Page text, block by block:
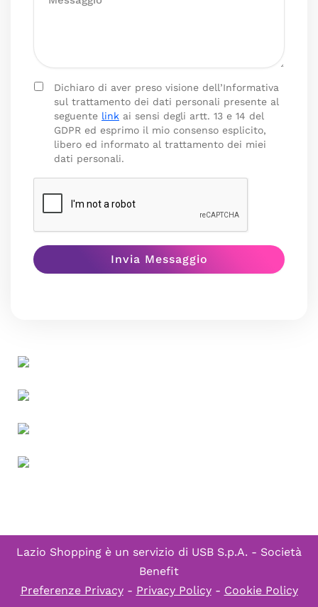
Dichiaro di aver preso visione dell’Informativa
sul trattamento dei dati personali presente al
seguente link ai sensi degli artt. 13 e 14 del
GDPR ed esprimo il mio consenso esplicito,
libero ed informato al trattamento dei miei
dati personali.
Lazio Shopping è un servizio di USB S.p.A. - Società
Benefit
Preferenze Privacy- Privacy Policy- Cookie Policy